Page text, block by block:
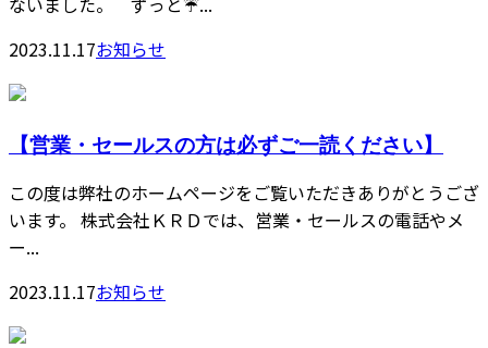
2023.11.17お知らせ
【営業・セールスの方は必ずご一読ください】
この度は弊社のホームページをご覧いただきありがとうござ
います。 株式会社ＫＲＤでは、営業・セールスの電話やメ
ー...
2023.11.17お知らせ